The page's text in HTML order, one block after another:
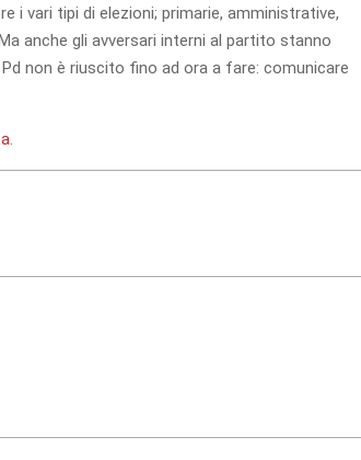
i vari tipi di ele­zioni; pri­ma­rie, ammi­ni­stra­tive,
anche gli avver­sari interni al par­tito stanno
non è riu­scito fino ad ora a fare: comu­ni­care
.